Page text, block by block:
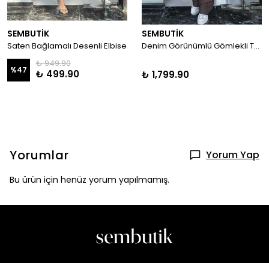
SEMBUTİK
Saten Bağlamalı Desenli Elbise
%47
₺ 949.90
₺ 499.90
SEMBUTİK
Denim Görünümlü Gömlekli Takım
₺ 1,799.90
Yorumlar Yorum Yap
Bu ürün için henüz yorum yapılmamış.